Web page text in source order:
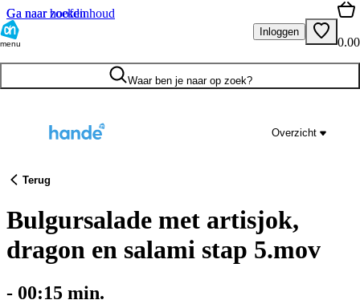
Ga naar hoofdinhoud
Ga naar zoeken
menu
Inloggen
0.00
Waar ben je naar op zoek?
Overzicht
Terug
Bulgursalade met artisjok,
dragon en salami stap 5.mov
- 00:15 min.